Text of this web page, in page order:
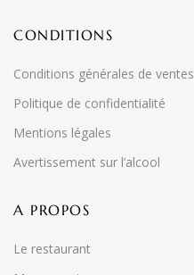
CONDITIONS
Conditions générales de ventes
Politique de confidentialité
Mentions légales
Avertissement sur l’alcool
A PROPOS
Le restaurant